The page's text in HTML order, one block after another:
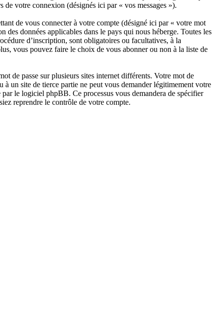
votre connexion (désignés ici par « vos messages »).
de vous connecter à votre compte (désigné ici par « votre mot
données applicables dans le pays qui nous héberge. Toutes les
d’inscription, sont obligatoires ou facultatives, à la
vous pouvez faire le choix de vous abonner ou non à la liste de
de passe sur plusieurs sites internet différents. Votre mot de
un site de tierce partie ne peut vous demander légitimement votre
le logiciel phpBB. Ce processus vous demandera de spécifier
reprendre le contrôle de votre compte.